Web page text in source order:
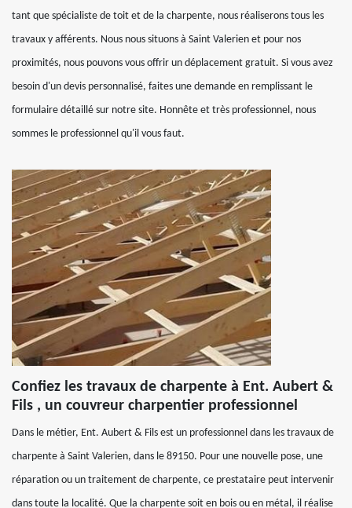
tant que spécialiste de toit et de la charpente, nous réaliserons tous les
travaux y afférents. Nous nous situons à Saint Valerien et pour nos
proximités, nous pouvons vous offrir un déplacement gratuit. Si vous avez
besoin d'un devis personnalisé, faites une demande en remplissant le
formulaire détaillé sur notre site. Honnête et très professionnel, nous
sommes le professionnel qu'il vous faut.
Confiez les travaux de charpente à Ent. Aubert &
Fils , un couvreur charpentier professionnel
Dans le métier, Ent. Aubert & Fils est un professionnel dans les travaux de
charpente à Saint Valerien, dans le 89150. Pour une nouvelle pose, une
réparation ou un traitement de charpente, ce prestataire peut intervenir
dans toute la localité. Que la charpente soit en bois ou en métal, il réalise